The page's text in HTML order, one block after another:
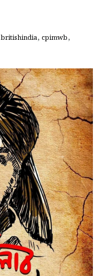
britishindia, cpimwb,